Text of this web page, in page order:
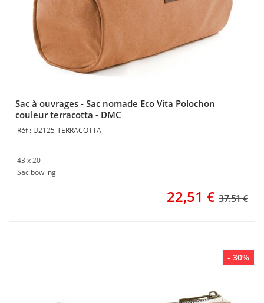
Sac à ouvrages - Sac nomade Eco Vita Polochon
couleur terracotta - DMC
U2125-TERRACOTTA
43 x 20
Sac bowling
22,51 € 37.51 €
- 30%